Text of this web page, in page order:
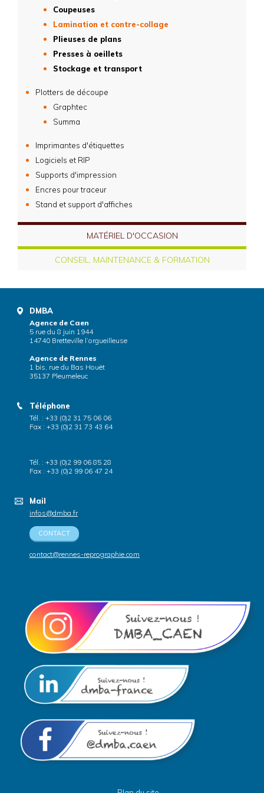
Coupeuses
Lamination et contre-collage
Plieuses de plans
Presses à oeillets
Stockage et transport
Plotters de découpe
Graphtec
Summa
Imprimantes d'étiquettes
Logiciels et RIP
Supports d'impression
Encres pour traceur
Stand et support d'affiches
MATÉRIEL D'OCCASION
CONSEIL, MAINTENANCE & FORMATION
DMBA
Agence de Caen
5 rue du 8 juin 1944
14740 Bretteville l’orgueilleuse
Agence de Rennes
1 bis, rue du Bas Houët
35137 Pleumeleuc
Téléphone
Tél. : +33 (0)2 31 75 06 06
Fax : +33 (0)2 31 73 43 64
Tél. : +33 (0)2 99 06 85 28
Fax : +33 (0)2 99 06 47 24
Mail
infos@dmba.fr
CONTACT
contact@rennes-reprographie.com